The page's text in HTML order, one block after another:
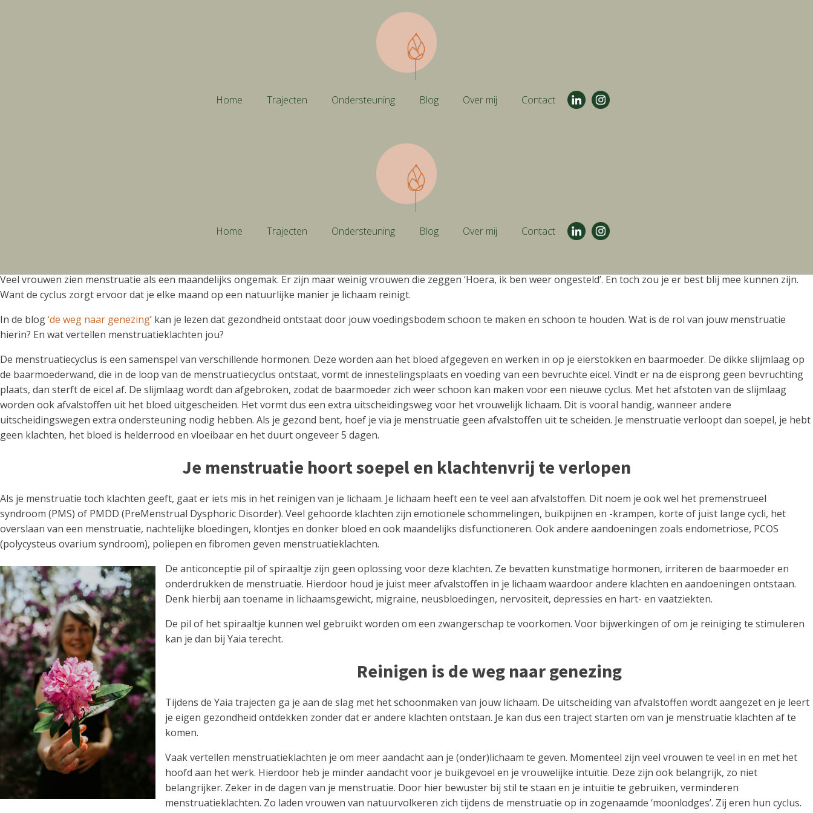
Home Trajecten Ondersteuning Blog Over mij Contact
Home Trajecten Ondersteuning Blog Over mij Contact
Veel vrouwen zien menstruatie als een maandelijks ongemak. Er zijn maar weinig vrouwen die zeggen ‘Hoera, ik ben weer ongesteld’. En toch zou je er best blij mee kunnen zijn.
Want de cyclus zorgt ervoor dat je elke maand op een natuurlijke manier je lichaam reinigt.
In de blog‘de weg naar genezing’ kan je lezen dat gezondheid ontstaat door jouw voedingsbodem schoon te maken en schoon te houden. Wat is de rol van jouw menstruatie
hierin? En wat vertellen menstruatieklachten jou?
De menstruatiecyclus is een samenspel van verschillende hormonen. Deze worden aan het bloed afgegeven en werken in op je eierstokken en baarmoeder. De dikke slijmlaag op
de baarmoederwand, die in de loop van de menstruatiecyclus ontstaat, vormt de innestelingsplaats en voeding van een bevruchte eicel. Vindt er na de eisprong geen bevruchting
plaats, dan sterft de eicel af. De slijmlaag wordt dan afgebroken, zodat de baarmoeder zich weer schoon kan maken voor een nieuwe cyclus. Met het afstoten van de slijmlaag
worden ook afvalstoffen uit het bloed uitgescheiden. Het vormt dus een extra uitscheidingsweg voor het vrouwelijk lichaam. Dit is vooral handig, wanneer andere
uitscheidingswegen extra ondersteuning nodig hebben. Als je gezond bent, hoef je via je menstruatie geen afvalstoffen uit te scheiden. Je menstruatie verloopt dan soepel, je hebt
geen klachten, het bloed is helderrood en vloeibaar en het duurt ongeveer 5 dagen.
Je menstruatie hoort soepel en klachtenvrij te verlopen
Als je menstruatie toch klachten geeft, gaat er iets mis in het reinigen van je lichaam. Je lichaam heeft een te veel aan afvalstoffen. Dit noem je ook wel het premenstrueel
syndroom (PMS) of PMDD (PreMenstrual Dysphoric Disorder). Veel gehoorde klachten zijn emotionele schommelingen, buikpijnen en -krampen, korte of juist lange cycli, het
overslaan van een menstruatie, nachtelijke bloedingen, klontjes en donker bloed en ook maandelijks disfunctioneren. Ook andere aandoeningen zoals endometriose, PCOS
(polycysteus ovarium syndroom), poliepen en fibromen geven menstruatieklachten.
De anticonceptie pil of spiraaltje zijn geen oplossing voor deze klachten. Ze bevatten kunstmatige hormonen, irriteren de baarmoeder en
onderdrukken de menstruatie. Hierdoor houd je juist meer afvalstoffen in je lichaam waardoor andere klachten en aandoeningen ontstaan.
Denk hierbij aan toename in lichaamsgewicht, migraine, neusbloedingen, nervositeit, depressies en hart- en vaatziekten.
De pil of het spiraaltje kunnen wel gebruikt worden om een zwangerschap te voorkomen. Voor bijwerkingen of om je reiniging te stimuleren
kan je dan bij Yaia terecht.
Reinigen is de weg naar genezing
Tijdens de Yaia trajecten ga je aan de slag met het schoonmaken van jouw lichaam. De uitscheiding van afvalstoffen wordt aangezet en je leert
je eigen gezondheid ontdekken zonder dat er andere klachten ontstaan. Je kan dus een traject starten om van je menstruatie klachten af te
komen.
Vaak vertellen menstruatieklachten je om meer aandacht aan je (onder)lichaam te geven. Momenteel zijn veel vrouwen te veel in en met het
hoofd aan het werk. Hierdoor heb je minder aandacht voor je buikgevoel en je vrouwelijke intuïtie. Deze zijn ook belangrijk, zo niet
belangrijker. Zeker in de dagen van je menstruatie. Door hier bewuster bij stil te staan en je intuïtie te gebruiken, verminderen
menstruatieklachten. Zo laden vrouwen van natuurvolkeren zich tijdens de menstruatie op in zogenaamde ‘moonlodges’. Zij eren hun cyclus.